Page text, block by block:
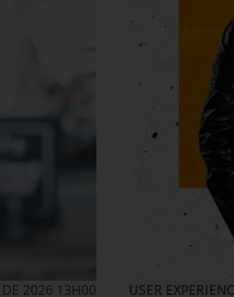
DE 2026 13H00 USER